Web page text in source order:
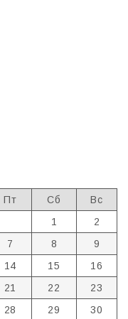
Пт Сб
Вс
1
2
7 8
9
14 15
16
21 22
23
28 29
30